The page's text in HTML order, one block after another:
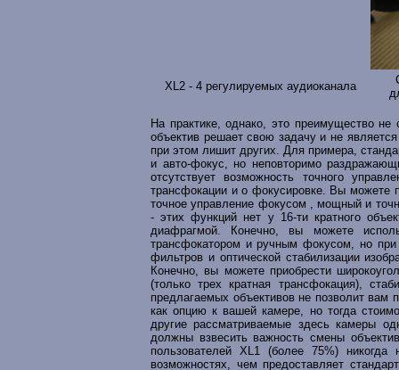
XL2 - 4 регулируемых аудиоканала
На практике, однако, это преимущество
объектив решает свою задачу и не
при этом лишит других. Для примера,
и авто-фокус, но неповторимо
отсутствует возможность точного
трансфокации и о фокусировке. Вы можете
точное управление фокусом , мощный и
- этих функций нет у 16-ти кратного
диафрагмой. Конечно, вы можете
трансфокатором и ручным фокусом, но
фильтров и оптической стабилизации
Конечно, вы можете приобрести
(только трех кратная трансфокация),
предлагаемых объективов не позволит вам
как опцию к вашей камере, но тогда
другие рассматриваемые здесь камеры
должны взвесить важность смены
пользователей XL1 (более 75%)
возможностях, чем предоставляет